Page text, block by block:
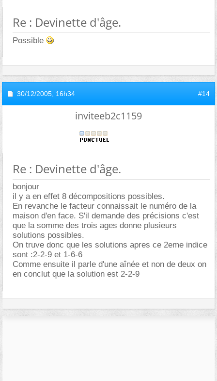
Re : Devinette d'âge.
Possible
30/12/2005, 16h34 #14
inviteeb2c1159
Re : Devinette d'âge.
bonjour
il y a en effet 8 décompositions possibles.
En revanche le facteur connaissait le numéro de la
maison d'en face. S'il demande des précisions c'est
que la somme des trois ages donne plusieurs
solutions possibles.
On truve donc que les solutions apres ce 2eme indice
sont :2-2-9 et 1-6-6
Comme ensuite il parle d'une aînée et non de deux on
en conclut que la solution est 2-2-9